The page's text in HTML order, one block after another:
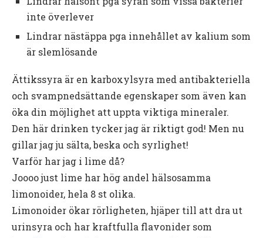
inte överlever
Lindrar nästäppa pga innehållet av kalium som
är slemlösande
Ättikssyra är en karboxylsyra med antibakteriella
och svampnedsättande egenskaper som även kan
öka din möjlighet att uppta viktiga mineraler.
Den här drinken tycker jag är riktigt god! Men nu
gillar jag ju sälta, beska och syrlighet!
Varför har jag i lime då?
Joooo just lime har hög andel hälsosamma
limonoider, hela 8 st olika.
Limonoider ökar rörligheten, hjäper till att dra ut
urinsyra och har kraftfulla flavonider som